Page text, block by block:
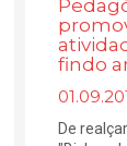
findo
De